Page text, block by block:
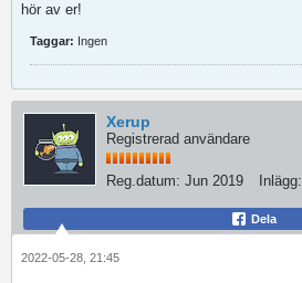
hör av er!
Taggar: Ingen
Xerup
Registrerad användare
Reg.datum: Jun 2019 Inlägg:
Dela
2022-05-28, 21:45